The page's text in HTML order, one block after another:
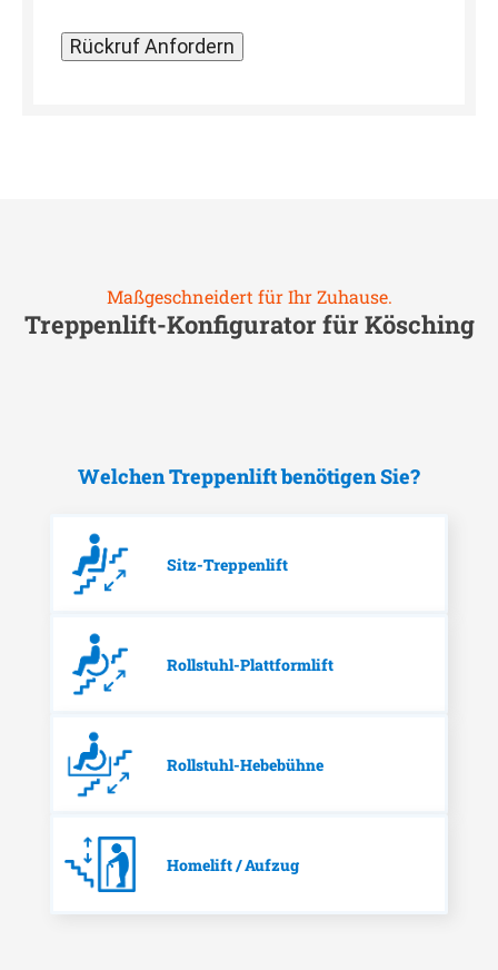
Maßgeschneidert für Ihr Zuhause.
Treppenlift-Konfigurator fürKösching
Welchen Treppenlift benötigen Sie?
Sitz-Treppenlift
Rollstuhl-Plattformlift
Rollstuhl-Hebebühne
Homelift / Aufzug